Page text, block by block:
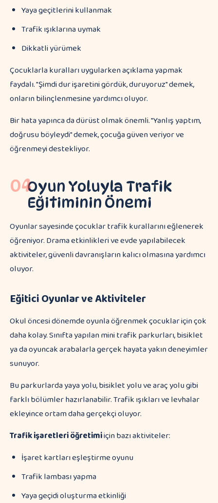
Yaya geçitlerini kullanmak
Trafik ışıklarına uymak
Dikkatli yürümek
Çocuklarla kuralları uygularken açıklama yapmak
faydalı. "Şimdi dur işaretini gördük, duruyoruz" demek,
onların bilinçlenmesine yardımcı oluyor.
Bir hata yapınca da dürüst olmak önemli. "Yanlış yaptım,
doğrusu böyleydi" demek, çocuğa güven veriyor ve
öğrenmeyi destekliyor.
04Oyun Yoluyla Trafik
Eğitiminin Önemi
Oyunlar sayesinde çocuklar trafik kurallarını eğlenerek
öğreniyor. Drama etkinlikleri ve evde yapılabilecek
aktiviteler, güvenli davranışların kalıcı olmasına yardımcı
oluyor.
Eğitici Oyunlar ve Aktiviteler
Okul öncesi dönemde oyunla öğrenmek çocuklar için çok
daha kolay. Sınıfta yapılan mini trafik parkurları, bisiklet
ya da oyuncak arabalarla gerçek hayata yakın deneyimler
sunuyor.
Bu parkurlarda yaya yolu, bisiklet yolu ve araç yolu gibi
farklı bölümler hazırlanabilir. Trafik ışıkları ve levhalar
ekleyince ortam daha gerçekçi oluyor.
Trafik işaretleri öğretimiiçin bazı aktiviteler:
İşaret kartları eşleştirme oyunu
Trafik lambası yapma
Yaya geçidi oluşturma etkinliği